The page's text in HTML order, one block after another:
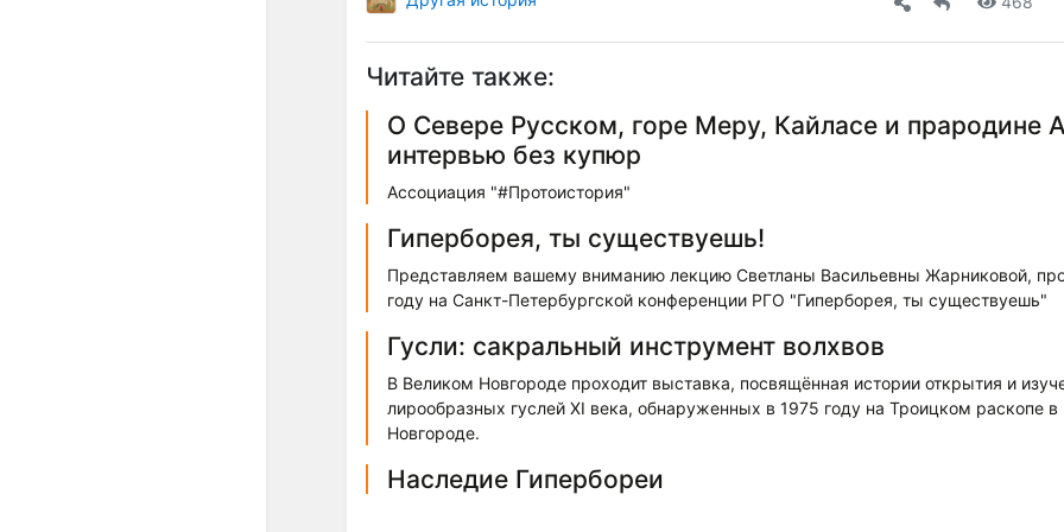
Читайте также:
О Севере Русском, горе Меру, Кайласе и прародине
интервью без купюр
Ассоциация "#Протоистория"
Гиперборея, ты существуешь!
Представляем вашему вниманию лекцию Светланы Васильевны Жарниковой,
году на Санкт-Петербургской конференции РГО "Гиперборея, ты существуешь"
Гусли: сакральный инструмент волхвов
В Великом Новгороде проходит выставка, посвящённая истории открытия и
лирообразных гуслей XI века, обнаруженных в 1975 году на Троицком раскопе
Новгороде.
Наследие Гипербореи